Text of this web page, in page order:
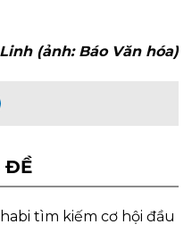
(ảnh: Báo Văn hóa)
ĐỀ
tìm kiếm cơ hội đầu